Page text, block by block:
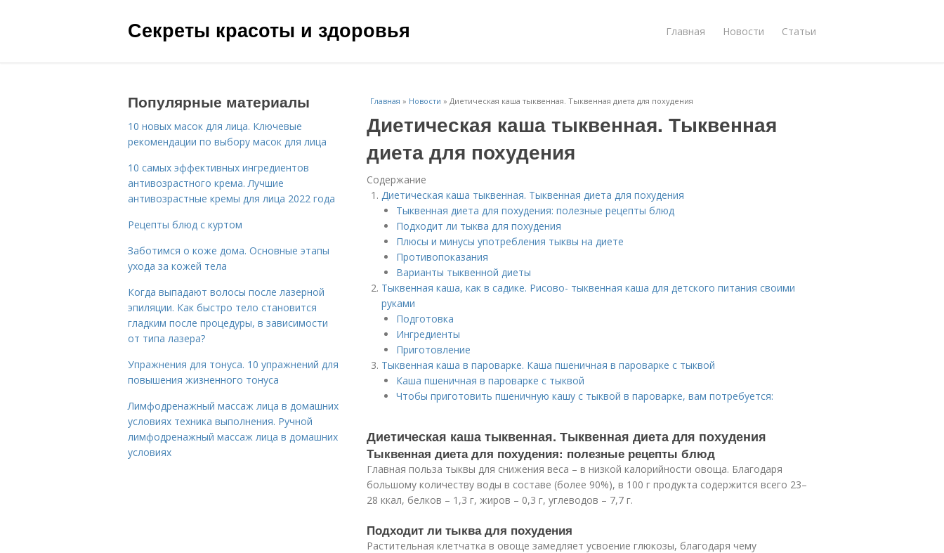
Секреты красоты и здоровья Главная Новости Статьи
Главная » Новости » Диетическая каша тыквенная. Тыквенная диета для похудения
Диетическая каша тыквенная. Тыквенная
диета для похудения
Содержание
Диетическая каша тыквенная. Тыквенная диета для похудения
Тыквенная диета для похудения: полезные рецепты блюд
Подходит ли тыква для похудения
Плюсы и минусы употребления тыквы на диете
Противопоказания
Варианты тыквенной диеты
Тыквенная каша, как в садике. Рисово- тыквенная каша для детского питания своими
руками
Подготовка
Ингредиенты
Приготовление
Тыквенная каша в пароварке. Каша пшеничная в пароварке с тыквой
Каша пшеничная в пароварке с тыквой
Чтобы приготовить пшеничную кашу с тыквой в пароварке, вам потребуется:
Диетическая каша тыквенная. Тыквенная диета для похудения
Тыквенная диета для похудения: полезные рецепты блюд
Главная польза тыквы для снижения веса – в низкой калорийности овоща. Благодаря
большому количеству воды в составе (более 90%), в 100 г продукта содержится всего 23–
28 ккал, белков – 1,3 г, жиров – 0,3 г, углеводов – 7,7 г.
Подходит ли тыква для похудения
Растительная клетчатка в овоще замедляет усвоение глюкозы, благодаря чему
Популярные материалы
10 новых масок для лица. Ключевые
рекомендации по выбору масок для лица
10 самых эффективных ингредиентов
антивозрастного крема. Лучшие
антивозрастные кремы для лица 2022 года
Рецепты блюд с куртом
Заботимся о коже дома. Основные этапы
ухода за кожей тела
Когда выпадают волосы после лазерной
эпиляции. Как быстро тело становится
гладким после процедуры, в зависимости
от типа лазера?
Упражнения для тонуса. 10 упражнений для
повышения жизненного тонуса
Лимфодренажный массаж лица в домашних
условиях техника выполнения. Ручной
лимфодренажный массаж лица в домашних
условиях